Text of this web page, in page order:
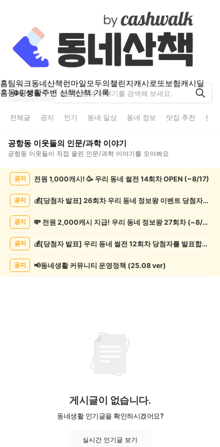
홈팀워크동네산책런마일모두의챌린지캐시로또보험캐시딜
홈동네 생활주변 산책산책 기록
공항동
전체글 공지 인기 동네 일상 동네 정보 맛집 추천 분
공항동 이웃들의 인문/과학이야기
공항동 이웃들이 직접 올린 인문/과학 이야기를 모아봐요
록
공지 전원 1,000캐시! 🥳 우리 동네 썰전 14회차 OPEN (~8/17)
공지 💰[당첨자 발표] 26회차 우리 동네 정보왕 이벤트 당첨자를 발표합니다!
공지 💸 전원 2,000캐시 지급! 우리 동네 정보왕 27회차 (~8/10)
공지 💰[당첨자 발표] 우리 동네 썰전 12회차 당첨자를 발표합니다!
공지 📢동네생활 커뮤니티 운영정책 (25.08 ver)
게시글이 없습니다.
동네생활 인기글을 확인하시겠어요?
실시간 인기글 보기